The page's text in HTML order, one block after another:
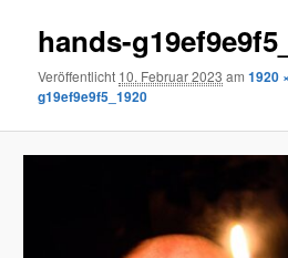
hands-
Veröffentlicht 10. Februar 2023 am1920
g19ef9e9f5_1920